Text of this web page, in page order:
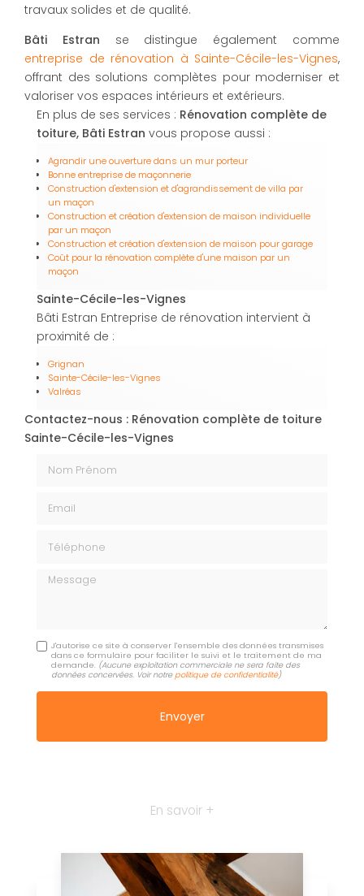
travaux solides et de qualité.
Bâti Estran se distingue également comme
entreprise de rénovation à Sainte-Cécile-les-Vignes,
offrant des solutions complètes pour moderniser et
valoriser vos espaces intérieurs et extérieurs.
En plus de ses services : Rénovation complète de
toiture, Bâti Estran vous propose aussi :
Agrandir une ouverture dans un mur porteur
Bonne entreprise de maçonnerie
Construction d'extension et d'agrandissement de villa par
un maçon
Construction et création d'extension de maison individuelle
par un maçon
Construction et création d'extension de maison pour garage
Coût pour la rénovation complète d'une maison par un
maçon
Sainte-Cécile-les-Vignes
Bâti Estran Entreprise de rénovation intervient à
proximité de :
Grignan
Sainte-Cécile-les-Vignes
Valréas
Contactez-nous : Rénovation complète de toiture
Sainte-Cécile-les-Vignes
Nom Prénom
Email
Téléphone
Message
J'autorise ce site à conserver l'ensemble des données transmises
dans ce formulaire pour faciliter le suivi et le traitement de ma
demande. (Aucune exploitation commerciale ne sera faite des
données concervées. Voir notrepolitique de confidentialité)
En savoir +